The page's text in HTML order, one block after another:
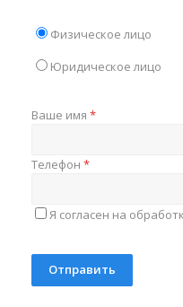
Физическое лицо
Юридическое лицо
Ваше имя *
Телефон *
Я согласен на